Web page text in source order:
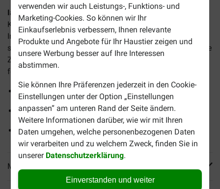
verwenden wir auch Leistungs-, Funktions- und
Marketing-Cookies. So können wir Ihr
Einkaufserlebnis verbessern, Ihnen relevante
Produkte und Angebote für Ihr Haustier zeigen und
unsere Werbung besser auf Ihre Interessen
abstimmen.
Sie können Ihre Präferenzen jederzeit in den Cookie-
Einstellungen unter der Option „Einstellungen
anpassen“ am unteren Rand der Seite ändern.
Weitere Informationen darüber, wie wir mit Ihren
Daten umgehen, welche personenbezogenen Daten
wir verarbeiten und zu welchem Zweck, finden Sie in
unserer Datenschutzerklärung.
Einverstanden und weiter
Iams Senior Katzenfutter ist ein Alleinfuttermittel für
Katzen ab 7 Jahren. Entdecken Sie die Vorteile wertvoller
Inhaltsstoffe, die für ein gesundes Immunsystem und
starke Gelenke sorgen, während die knusprigen Brocken die
Zahnsteinbildung reduzieren und eine gesunde Verdauung
fördern.
Ohne Aroma-, Farb- oder Füllstoffe
Hoher Proteingehalt
Vitamin- und Mineralstoffquelle
Mehr Produktinfos